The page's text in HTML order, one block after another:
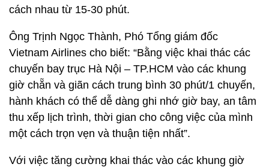
cách nhau từ 15-30 phút.
Ông Trịnh Ngọc Thành, Phó Tổng giám đốc
Vietnam Airlines cho biết: “Bằng việc khai thác các
chuyến bay trục Hà Nội – TP.HCM vào các khung
giờ chẵn và giãn cách trung bình 30 phút/1 chuyến,
hành khách có thể dễ dàng ghi nhớ giờ bay, an tâm
thu xếp lịch trình, thời gian cho công việc của mình
một cách trọn vẹn và thuận tiện nhất”.
Với việc tăng cường khai thác vào các khung giờ